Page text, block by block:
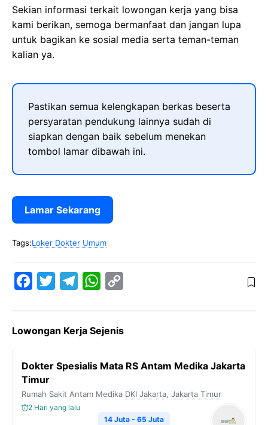
Sekian informasi terkait lowongan kerja yang bisa
kami berikan, semoga bermanfaat dan jangan lupa
untuk bagikan ke sosial media serta teman-teman
kalian ya.
Pastikan semua kelengkapan berkas beserta
persyaratan pendukung lainnya sudah di
siapkan dengan baik sebelum menekan
tombol lamar dibawah ini.
Lamar Sekarang
Tags:Loker Dokter Umum
e
o
k
t
e
e
r
a
m
W
t
A
p
y
n
Lowongan Kerja Sejenis
Dokter Spesialis Mata RS Antam Medika Jakarta
Timur
Rumah Sakit Antam Medika DKI Jakarta, Jakarta Timur
2 Hari yang lalu
14 Juta - 65 Juta